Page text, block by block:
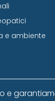
e ambiente